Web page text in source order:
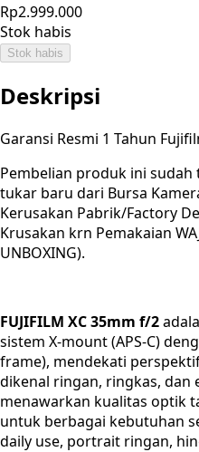
Rp2.999.000
Stok habis
Stok habis
Deskripsi
Garansi Resmi 1 Tahun
Pembelian produk ini
tukar baru dari Bursa
Kerusakan Pabrik/Factory
Krusakan krn Pemakaian
UNBOXING).
FUJIFILM XC 35mm f/2
sistem X-mount (APS-C)
frame), mendekati
dikenal ringan, ringkas, dan
menawarkan kualitas optik
untuk berbagai kebutuhan
daily use, portrait ringan,